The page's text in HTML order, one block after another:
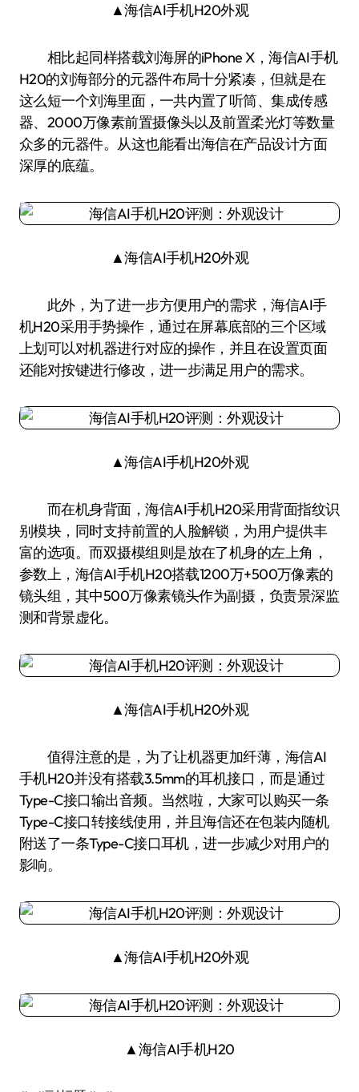
▲海信AI手机H20外观
相比起同样搭载刘海屏的iPhone X，海信AI手机
H20的刘海部分的元器件布局十分紧凑，但就是在
这么短一个刘海里面，一共内置了听筒、集成传感
器、2000万像素前置摄像头以及前置柔光灯等数量
众多的元器件。从这也能看出海信在产品设计方面
深厚的底蕴。
▲海信AI手机H20外观
此外，为了进一步方便用户的需求，海信AI手
机H20采用手势操作，通过在屏幕底部的三个区域
上划可以对机器进行对应的操作，并且在设置页面
还能对按键进行修改，进一步满足用户的需求。
▲海信AI手机H20外观
而在机身背面，海信AI手机H20采用背面指纹识
别模块，同时支持前置的人脸解锁，为用户提供丰
富的选项。而双摄模组则是放在了机身的左上角，
参数上，海信AI手机H20搭载1200万+500万像素的
镜头组，其中500万像素镜头作为副摄，负责景深监
测和背景虚化。
▲海信AI手机H20外观
值得注意的是，为了让机器更加纤薄，海信AI
手机H20并没有搭载3.5mm的耳机接口，而是通过
Type-C接口输出音频。当然啦，大家可以购买一条
Type-C接口转接线使用，并且海信还在包装内随机
附送了一条Type-C接口耳机，进一步减少对用户的
影响。
▲海信AI手机H20外观
▲海信AI手机H20